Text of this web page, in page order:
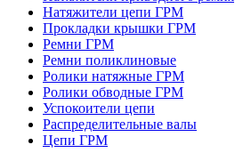
Натяжители цепи ГРМ
Прокладки крышки ГРМ
Ремни ГРМ
Ремни поликлиновые
Ролики натяжные ГРМ
Ролики обводные ГРМ
Успокоители цепи
Распределительные валы
Цепи ГРМ